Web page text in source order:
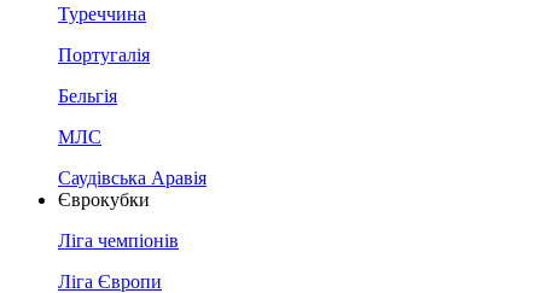
Туреччина
Португалія
Бельгія
МЛС
Саудівська Аравія
Єврокубки
Ліга чемпіонів
Ліга Європи